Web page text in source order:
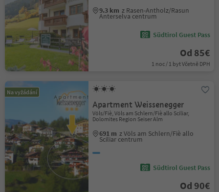
9.3 km z Rasen-Antholz/Rasun
Anterselva centrum
Südtirol Guest Pass
Od 85€
1 noc / 1 byt Včetně DPH
Na vyžádání
Apartment Weissenegger
Völs/Fiè, Völs am Schlern/Fiè allo Sciliar,
Dolomites Region Seiser Alm
691 m z Völs am Schlern/Fiè allo
Sciliar centrum
Südtirol Guest Pass
Od 90€